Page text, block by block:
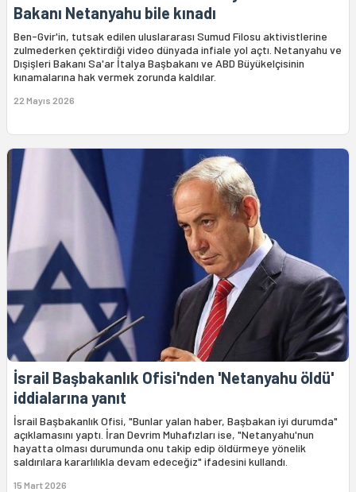
Bakanı Netanyahu bile kınadı
Ben-Gvir'in, tutsak edilen uluslararası Sumud Filosu aktivistlerine
zulmederken çektirdiği video dünyada infiale yol açtı. Netanyahu ve
Dışişleri Bakanı Sa'ar İtalya Başbakanı ve ABD Büyükelçisinin
kınamalarına hak vermek zorunda kaldılar.
22 Mayıs 2026
İsrail Başbakanlık Ofisi'nden 'Netanyahu öldü'
iddialarına yanıt
İsrail Başbakanlık Ofisi, "Bunlar yalan haber, Başbakan iyi durumda"
açıklamasını yaptı. İran Devrim Muhafızları ise, "Netanyahu'nun
hayatta olması durumunda onu takip edip öldürmeye yönelik
saldırılara kararlılıkla devam edeceğiz" ifadesini kullandı.
15 Mart 2026